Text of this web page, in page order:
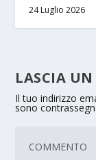
24 Luglio 2026
LASCIA
Il tuo indirizzo
sono